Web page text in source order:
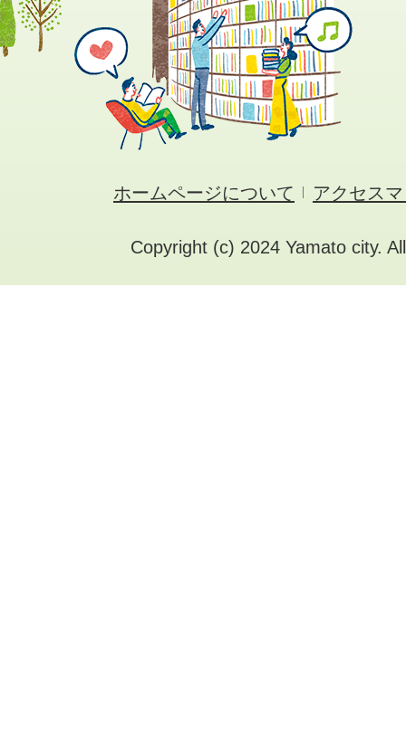
ホームページについて アクセス
Copyright (c) 2024 Yamato city.